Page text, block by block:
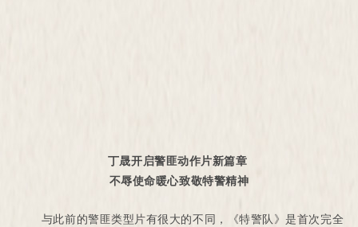
丁晟开启警匪动作片新篇章
不辱使命暖心致敬特警精神
与此前的警匪类型片有很大的不同，《特警队》是首次完全